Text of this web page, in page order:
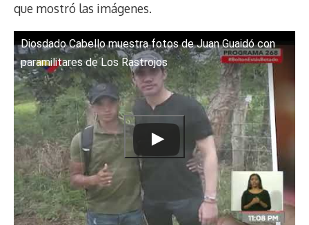
que mostró las imágenes.
Diosdado Cabello muestra fotos de Juan Guaidó con
paramilitares de Los Rastrojos